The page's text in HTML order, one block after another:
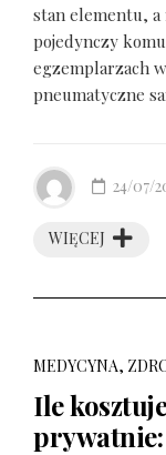
stan elementu, a
pojedynczy
egzemplarzach
pneumatyczne
WIĘCEJ
24/07/
MEDYCYNA,
Ile
prywatnie: